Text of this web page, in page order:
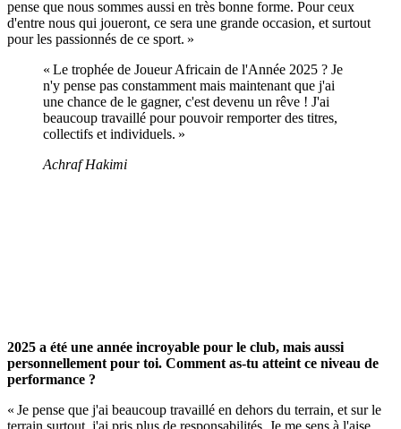
pense que nous sommes aussi en très bonne forme. Pour ceux
d'entre nous qui joueront, ce sera une grande occasion, et surtout
pour les passionnés de ce sport. »
« Le trophée de Joueur Africain de l'Année 2025 ? Je
n'y pense pas constamment mais maintenant que j'ai
une chance de le gagner, c'est devenu un rêve ! J'ai
beaucoup travaillé pour pouvoir remporter des titres,
collectifs et individuels. »
Achraf Hakimi
2025 a été une année incroyable pour le club, mais aussi
personnellement pour toi. Comment as-tu atteint ce niveau de
performance ?
« Je pense que j'ai beaucoup travaillé en dehors du terrain, et sur le
terrain surtout, j'ai pris plus de responsabilités. Je me sens à l'aise